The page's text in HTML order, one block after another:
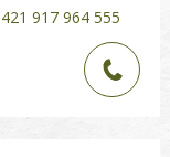
917 964 555